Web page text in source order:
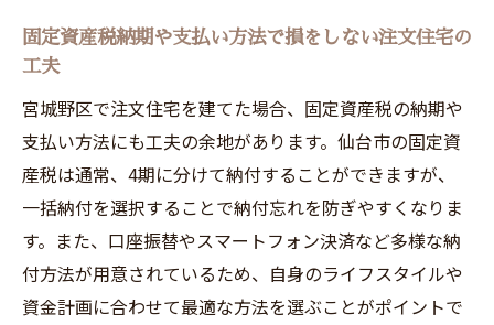
固定資産税納期や支払い方法で損をしない注文住宅の
工夫
宮城野区で注文住宅を建てた場合、固定資産税の納期や
支払い方法にも工夫の余地があります。仙台市の固定資
産税は通常、4期に分けて納付することができますが、
一括納付を選択することで納付忘れを防ぎやすくなりま
す。また、口座振替やスマートフォン決済など多様な納
付方法が用意されているため、自身のライフスタイルや
資金計画に合わせて最適な方法を選ぶことがポイントで